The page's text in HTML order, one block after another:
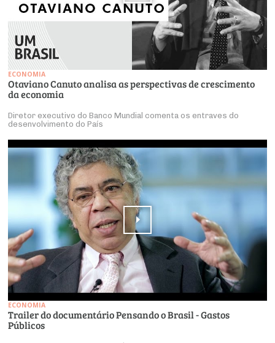
ECONOMIA
Otaviano Canuto analisa as perspectivas de crescimento
da economia
Diretor executivo do Banco Mundial comenta os entraves do
desenvolvimento do País
ECONOMIA
Trailer do documentário Pensando o Brasil - Gastos
Públicos